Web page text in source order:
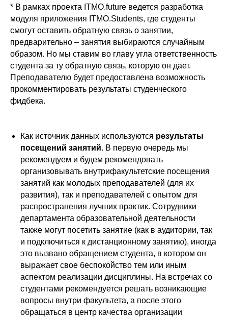
* В рамках проекта ITMO.future ведется разработка
модуля приложения ITMO.Students, где студенты
смогут оставить обратную связь о занятии,
предварительно – занятия выбираются случайным
образом. Но мы ставим во главу угла ответственность
студента за ту обратную связь, которую он дает.
Преподавателю будет предоставлена возможность
прокомментировать результаты студенческого
фидбека.
Как источник данных используются результаты
посещений занятий. В первую очередь мы
рекомендуем и будем рекомендовать
организовывать внутрифакультетские посещения
занятий как молодых преподавателей (для их
развития), так и преподавателей с опытом для
распространения лучших практик. Сотрудники
департамента образовательной деятельности
также могут посетить занятие (как в аудитории, так
и подключиться к дистанционному занятию), иногда
это вызвано обращением студента, в котором он
выражает свое беспокойство тем или иным
аспектом реализации дисциплины. На встречах со
студентами рекомендуется решать возникающие
вопросы внутри факультета, а после этого
обращаться в центр качества организации